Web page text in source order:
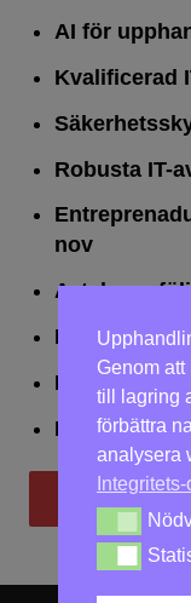
AI för
Kvalificerad
Robusta IT-
nov
Leda
LOU på två
Genom
till lagring
förbättra
analysera
Statistik